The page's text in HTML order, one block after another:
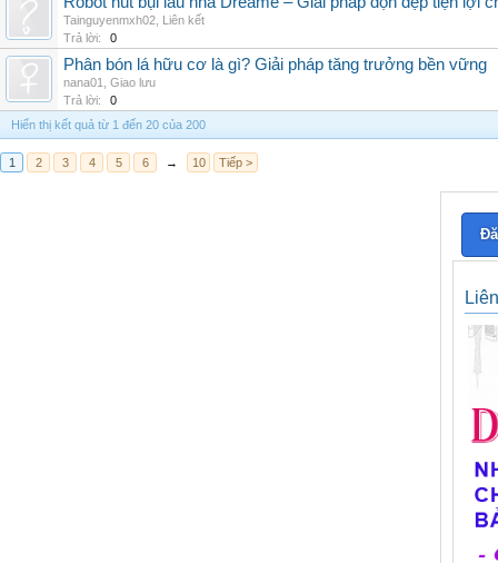
Tainguyenmxh02 Liên kết
Trả lời:
0
Phân bón lá hữu cơ là gì? Giải pháp tăng trưởng bền vững
nana01
Giao lưu
Trả lời:
0
Hiển thị kết quả từ 1 đến 20 của 200
1 2 3 4 5 6 → 10 Tiếp >